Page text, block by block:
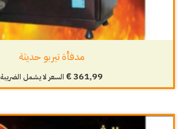
مدفأة تيربو حديثة
€361,99 السعر لا يشمل الضريبة